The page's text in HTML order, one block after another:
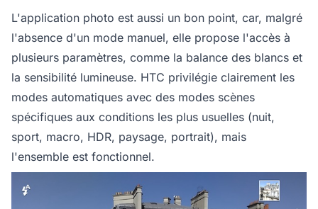
L'application photo est aussi un bon point, car, malgré
l'absence d'un mode manuel, elle propose l'accès à
plusieurs paramètres, comme la balance des blancs et
la sensibilité lumineuse. HTC privilégie clairement les
modes automatiques avec des modes scènes
spécifiques aux conditions les plus usuelles (nuit,
sport, macro, HDR, paysage, portrait), mais
l'ensemble est fonctionnel.